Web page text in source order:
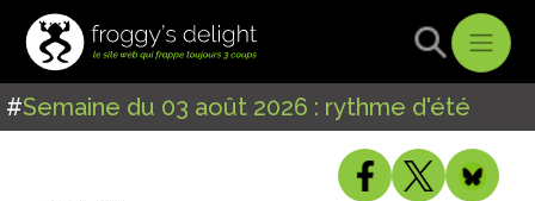
#Semaine du 03 août 2026 : rythme d'été